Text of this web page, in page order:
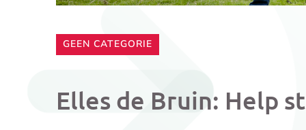
CATEGORIE:
GEEN CATEGORIE
Elles de Bruin: Help